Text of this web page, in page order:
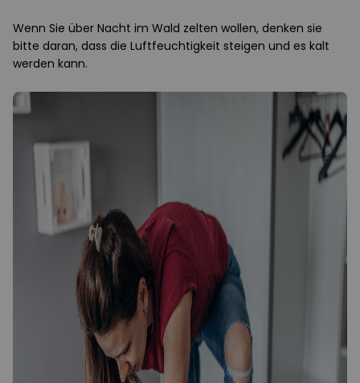
Wenn Sie über Nacht im Wald zelten wollen, denken sie
bitte daran, dass die Luftfeuchtigkeit steigen und es kalt
werden kann.